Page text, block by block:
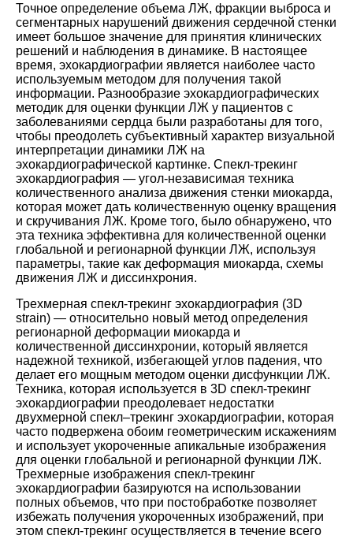
Точное определение объема ЛЖ, фракции выброса и
сегментарных нарушений движения сердечной стенки
имеет большое значение для принятия клинических
решений и наблюдения в динамике. В настоящее
время, эхокардиографии является наиболее часто
используемым методом для получения такой
информации. Разнообразие эхокардиографических
методик для оценки функции ЛЖ у пациентов с
заболеваниями сердца были разработаны для того,
чтобы преодолеть субъективный характер визуальной
интерпретации динамики ЛЖ на
эхокардиографической картинке. Спекл-трекинг
эхокардиография ― угол-независимая техника
количественного анализа движения стенки миокарда,
которая может дать количественную оценку вращения
и скручивания ЛЖ. Кроме того, было обнаружено, что
эта техника эффективна для количественной оценки
глобальной и регионарной функции ЛЖ, используя
параметры, такие как деформация миокарда, схемы
движения ЛЖ и диссинхрония.
Трехмерная спекл-трекинг эхокардиография (3D
strain) ― относительно новый метод определения
регионарной деформации миокарда и
количественной диссинхронии, который является
надежной техникой, избегающей углов падения, что
делает его мощным методом оценки дисфункции ЛЖ.
Техника, которая используется в 3D спекл-трекинг
эхокардиографии преодолевает недостатки
двухмерной спекл–трекинг эхокардиографии, которая
часто подвержена обоим геометрическим искажениям
и использует укороченные апикальные изображения
для оценки глобальной и регионарной функции ЛЖ.
Трехмерные изображения спекл-трекинг
эхокардиографии базируются на использовании
полных объемов, что при постобработке позволяет
избежать получения укороченных изображений, при
этом спекл-трекинг осуществляется в течение всего